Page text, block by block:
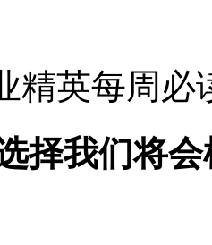
精英每周
择我们将